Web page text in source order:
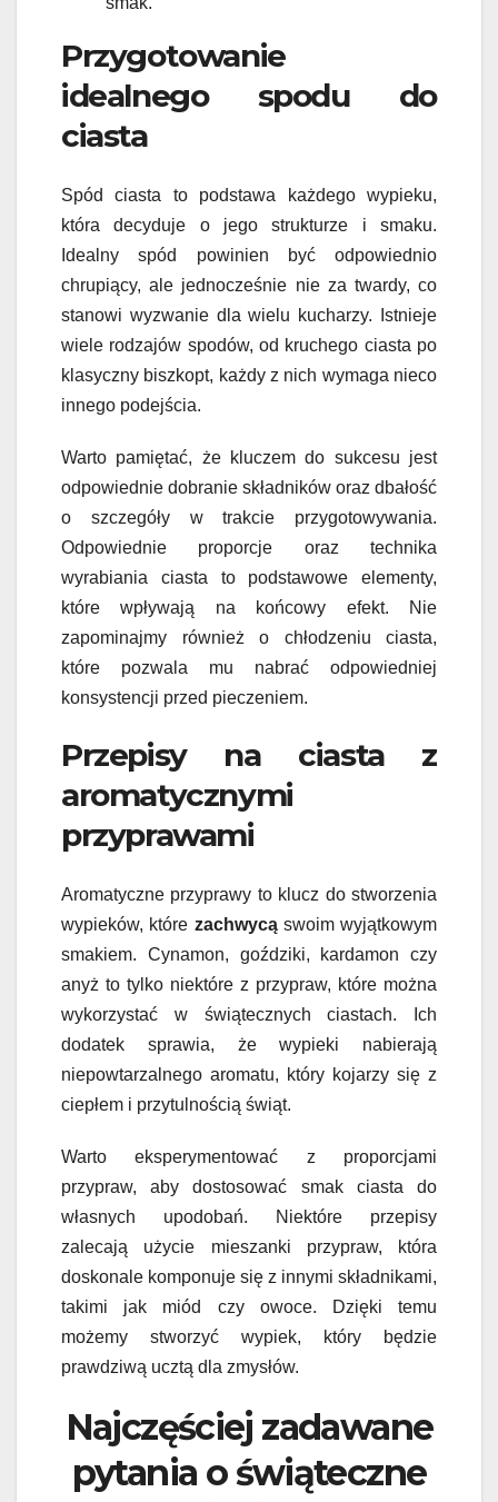
Przygotowanie
idealnego spodu do
ciasta
Spód ciasta to podstawa każdego wypieku,
która decyduje o jego strukturze i smaku.
Idealny spód powinien być odpowiednio
chrupiący, ale jednocześnie nie za twardy, co
stanowi wyzwanie dla wielu kucharzy. Istnieje
wiele rodzajów spodów, od kruchego ciasta po
klasyczny biszkopt, każdy z nich wymaga nieco
innego podejścia.
Warto pamiętać, że kluczem do sukcesu jest
odpowiednie dobranie składników oraz dbałość
o szczegóły w trakcie przygotowywania.
Odpowiednie proporcje oraz technika
wyrabiania ciasta to podstawowe elementy,
które wpływają na końcowy efekt. Nie
zapominajmy również o chłodzeniu ciasta,
które pozwala mu nabrać odpowiedniej
konsystencji przed pieczeniem.
Przepisy na ciasta z
aromatycznymi
przyprawami
Aromatyczne przyprawy to klucz do stworzenia
wypieków, które zachwycąswoim wyjątkowym
smakiem. Cynamon, goździki, kardamon czy
anyż to tylko niektóre z przypraw, które można
wykorzystać w świątecznych ciastach. Ich
dodatek sprawia, że wypieki nabierają
niepowtarzalnego aromatu, który kojarzy się z
ciepłem i przytulnością świąt.
Warto eksperymentować z proporcjami
przypraw, aby dostosować smak ciasta do
własnych upodobań. Niektóre przepisy
zalecają użycie mieszanki przypraw, która
doskonale komponuje się z innymi składnikami,
takimi jak miód czy owoce. Dzięki temu
możemy stworzyć wypiek, który będzie
prawdziwą ucztą dla zmysłów.
Najczęściej zadawane
pytania o świąteczne